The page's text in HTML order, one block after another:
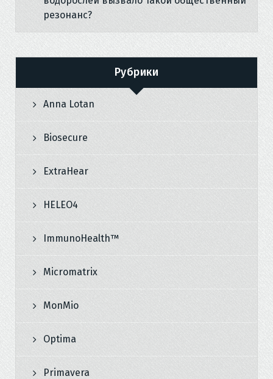
резонанс?
Рубрики
Anna Lotan
Biosecure
ExtraHear
HELEO4
ImmunoHealth™
Micromatrix
MonMio
Optima
Primavera